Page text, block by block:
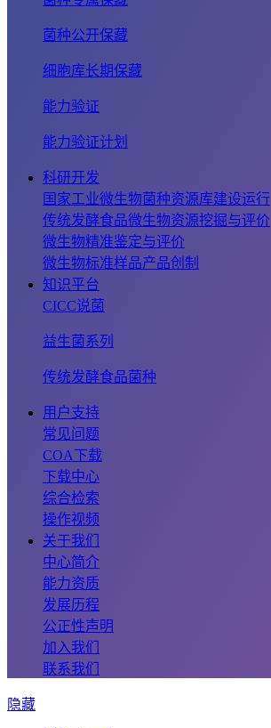
菌种公开保藏
细胞库长期保藏
能力验证
能力验证计划
科研开发
国家工业微生物菌种资源库建设运行
传统发酵食品微生物资源挖掘与评价
微生物精准鉴定与评价
微生物标准样品产品创制
知识平台
CICC说菌
益生菌系列
传统发酵食品菌种
用户支持
常见问题
COA下载
下载中心
综合检索
操作视频
关于我们
中心简介
能力资质
发展历程
公正性声明
加入我们
联系我们
隐藏